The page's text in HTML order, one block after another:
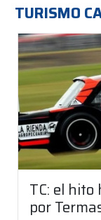
TURISMO
TC: el
por